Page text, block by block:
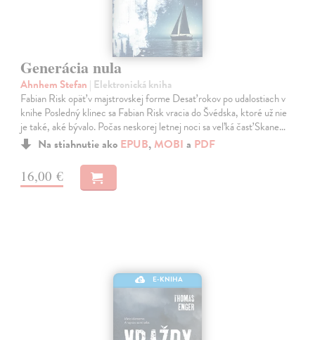
Generácia nula
Ahnhem Stefan | Elektronická kniha
Fabian Risk opäť v majstrovskej forme Desať rokov po udalostiach v
knihe Posledný klinec sa Fabian Risk vracia do Švédska, ktoré už nie
je také, aké bývalo. Počas neskorej letnej noci sa veľká časť Skane…
Na stiahnutie ako EPUB, MOBI a PDF
16,00 €
E-KNIHA